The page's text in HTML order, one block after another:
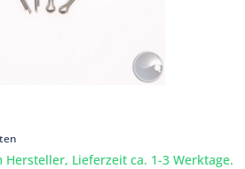
Lieferzeit ca. 1-3 Werktage.